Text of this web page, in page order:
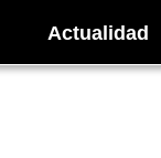
Actualidad